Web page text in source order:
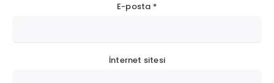
E-posta *
İnternet sitesi